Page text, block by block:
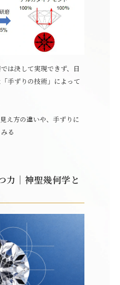
は決して実現できず、日
手ずりの技術」によって
え方の違いや、手ずりに
る
力｜神聖幾何学と